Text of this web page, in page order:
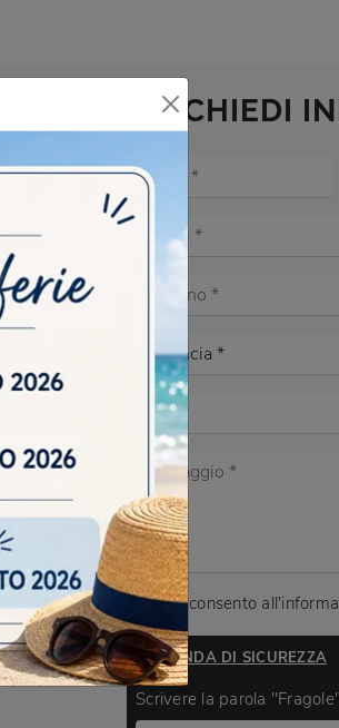
RICHIEDI
Acconsento
DOMANDA DI SICUREZZA
Scrivere la parola